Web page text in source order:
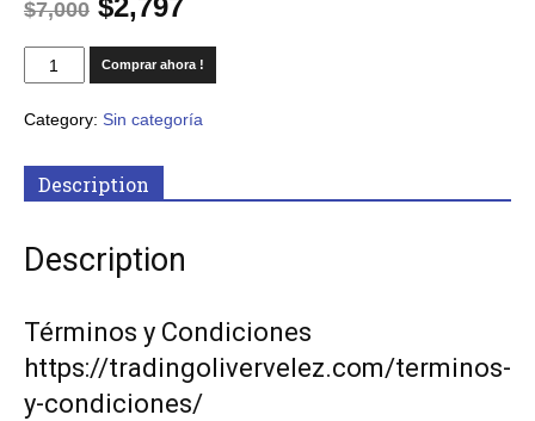
$7,000 $2,797
Comprar ahora !
Category: Sin categoría
Description
Description
Términos y Condiciones
https://tradingolivervelez.com/terminos-
y-condiciones/